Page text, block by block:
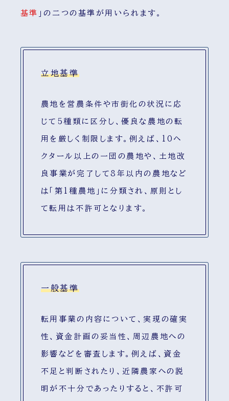
基準 」の二つの基準が用いられます。
立地基準
農地を営農条件や市街化の状況に応
じて5種類に区分し、優良な農地の転
用を厳しく制限します。例えば、10ヘ
クタール以上の一団の農地や、土地改
良事業が完了して8年以内の農地など
は「第1種農地」に分類され、原則とし
て転用は不許可となります。
一般基準
転用事業の内容について、実現の確実
性、資金計画の妥当性、周辺農地への
影響などを審査します。例えば、資金
不足と判断されたり、近隣農家への説
明が不十分であったりすると、不許可